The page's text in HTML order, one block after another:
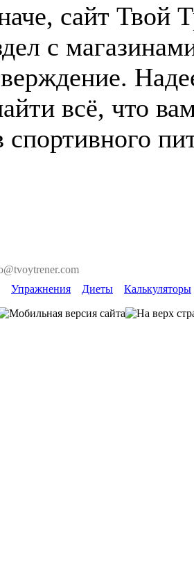
сайт Твой
с
всё, что
спортивного
Упражнения Диеты Калькуляторы